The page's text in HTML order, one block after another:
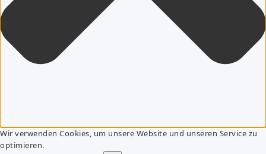
Wir verwenden Cookies, um unsere Website und unseren Service zu
optimieren.